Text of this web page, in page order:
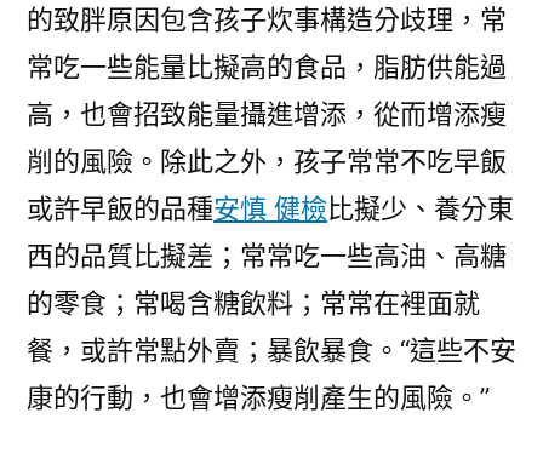
的致胖原因包含孩子炊事構造分歧理，常
常吃一些能量比擬高的食品，脂肪供能過
高，也會招致能量攝進增添，從而增添瘦
削的風險。除此之外，孩子常常不吃早飯
或許早飯的品種安慎 健檢比擬少、養分東
西的品質比擬差；常常吃一些高油、高糖
的零食；常喝含糖飲料；常常在裡面就
餐，或許常點外賣；暴飲暴食。“這些不安
康的行動，也會增添瘦削產生的風險。”